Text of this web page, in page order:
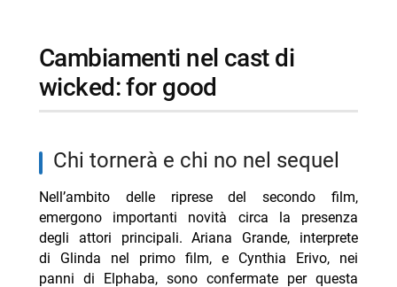
cambiamenti nel cast di
wicked: for good
chi tornerà e chi no nel sequel
Nell’ambito delle riprese del secondo film,
emergono importanti novità circa la presenza
degli attori principali. Ariana Grande, interprete
di Glinda nel primo film, e Cynthia Erivo, nei
panni di Elphaba, sono confermate per questa